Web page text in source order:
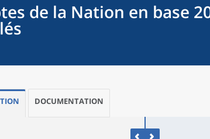
de la Nation en base
DOCUMENTATION